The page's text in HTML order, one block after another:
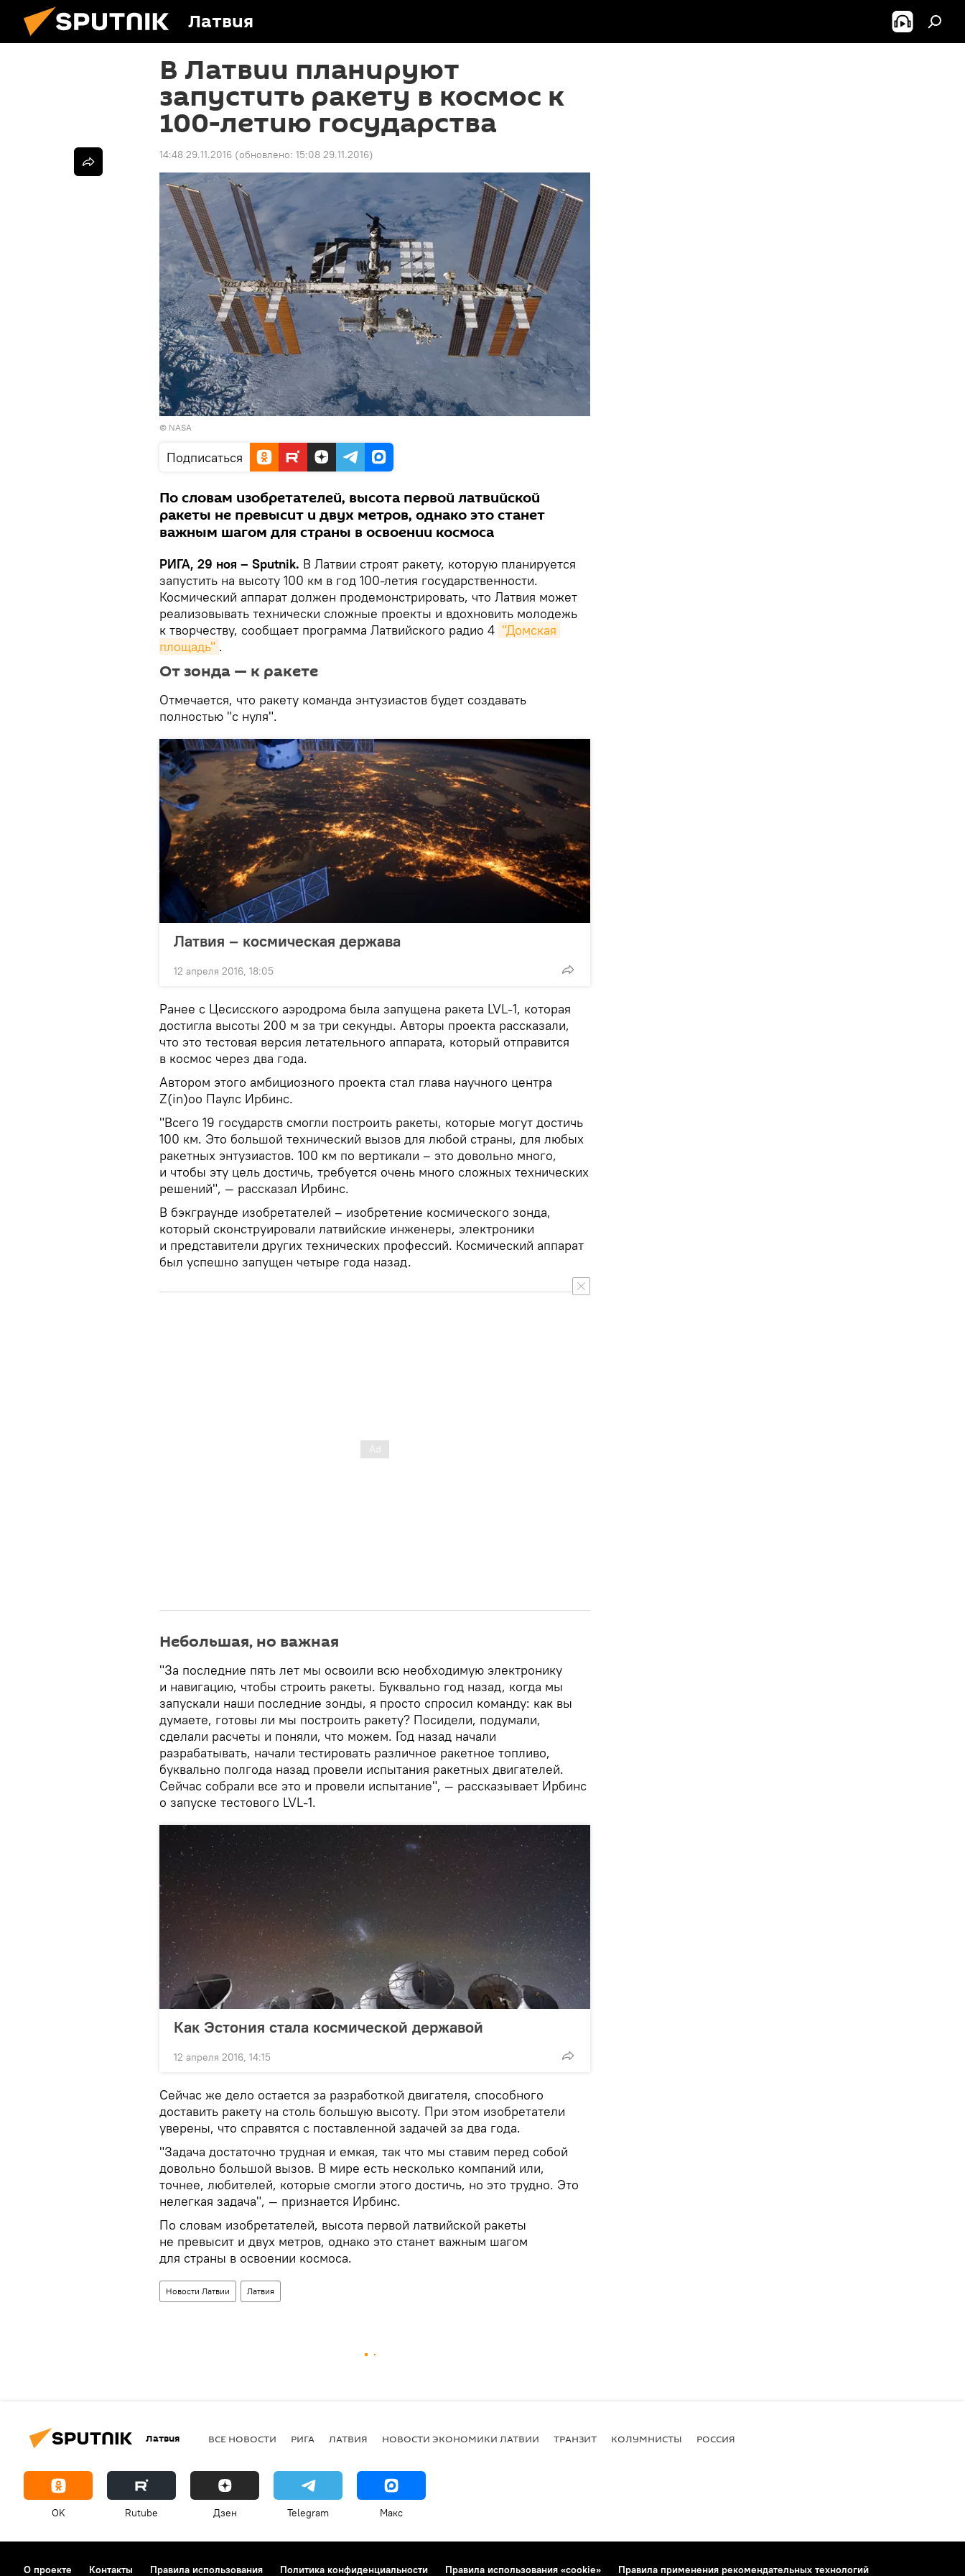
Латвия
В Латвии планируют
запустить ракету в космос к
100-летию государства
14:48 29.11.2016 (обновлено: 15:08 29.11.2016)
© NASA
Подписаться
По словам изобретателей, высота первой латвийской
ракеты не превысит и двух метров, однако это станет
важным шагом для страны в освоении космоса
РИГА, 29 ноя – Sputnik. В Латвии строят ракету, которую планируется
запустить на высоту 100 км в год 100-летия государственности.
Космический аппарат должен продемонстрировать, что Латвия может
реализовывать технически сложные проекты и вдохновить молодежь
к творчеству, сообщает программа Латвийского радио 4 "Домская
площадь" .
От зонда — к ракете
Отмечается, что ракету команда энтузиастов будет создавать
полностью "с нуля".
Латвия – космическая держава
12 апреля 2016, 18:05
Ранее с Цесисского аэродрома была запущена ракета LVL-1, которая
достигла высоты 200 м за три секунды. Авторы проекта рассказали,
что это тестовая версия летательного аппарата, который отправится
в космос через два года.
Автором этого амбициозного проекта стал глава научного центра
Z(in)oo Паулс Ирбинс.
"Всего 19 государств смогли построить ракеты, которые могут достичь
100 км. Это большой технический вызов для любой страны, для любых
ракетных энтузиастов. 100 км по вертикали – это довольно много,
и чтобы эту цель достичь, требуется очень много сложных технических
решений", — рассказал Ирбинс.
В бэкграунде изобретателей – изобретение космического зонда,
который сконструировали латвийские инженеры, электроники
и представители других технических профессий. Космический аппарат
был успешно запущен четыре года назад.
Небольшая, но важная
"За последние пять лет мы освоили всю необходимую электронику
и навигацию, чтобы строить ракеты. Буквально год назад, когда мы
запускали наши последние зонды, я просто спросил команду: как вы
думаете, готовы ли мы построить ракету? Посидели, подумали,
сделали расчеты и поняли, что можем. Год назад начали
разрабатывать, начали тестировать различное ракетное топливо,
буквально полгода назад провели испытания ракетных двигателей.
Сейчас собрали все это и провели испытание", — рассказывает Ирбинс
о запуске тестового LVL-1.
Как Эстония стала космической державой
12 апреля 2016, 14:15
Сейчас же дело остается за разработкой двигателя, способного
доставить ракету на столь большую высоту. При этом изобретатели
уверены, что справятся с поставленной задачей за два года.
"Задача достаточно трудная и емкая, так что мы ставим перед собой
довольно большой вызов. В мире есть несколько компаний или,
точнее, любителей, которые смогли этого достичь, но это трудно. Это
нелегкая задача", — признается Ирбинс.
По словам изобретателей, высота первой латвийской ракеты
не превысит и двух метров, однако это станет важным шагом
для страны в освоении космоса.
Новости Латвии Латвия
Латвия ВСЕ НОВОСТИ РИГА ЛАТВИЯ НОВОСТИ ЭКОНОМИКИ ЛАТВИИ ТРАНЗИТ КОЛУМНИСТЫ РОССИЯ
OK Rutube Дзен Telegram Макс
О проекте Контакты Правила использования Политика конфиденциальности Правила использования «cookie» Правила применения рекомендательных технологий